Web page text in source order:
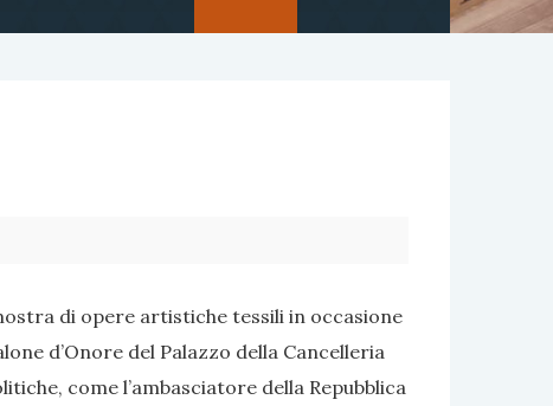
di opere artistiche tessili in occasione
d’Onore del Palazzo della Cancelleria
come l’ambasciatore della Repubblica